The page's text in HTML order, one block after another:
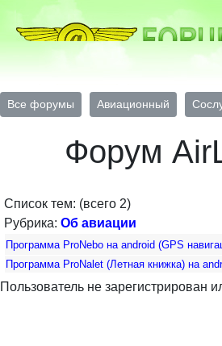
Все форумы Авиационный
Форум
Список тем: (всего 2)
Рубрика: Об авиации
Программа ProNebo на android (GPS
Программа ProNalet (Летная книжка) на
Пользователь не зарегистрирован